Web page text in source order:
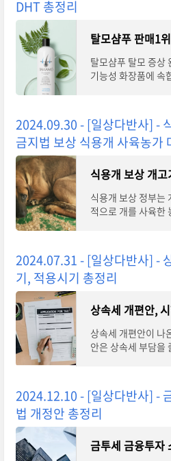
DHT 총정리
탈모샴푸 판매1
탈모샴푸 탈모 증상
기능성 화장품에 속
2024.09.30 - [일상다반사] -
금지법 보상 식용개 사육농가
식용개 보상 정부는
적으로 개를 사육한
2024.07.31 - [일상다반사] -
기, 적용시기 총정리
상속세 개편안이 나
안은 상속세 부담을
2024.12.10 - [일상다반사] -
법 개정안 총정리
금투세 금융투자